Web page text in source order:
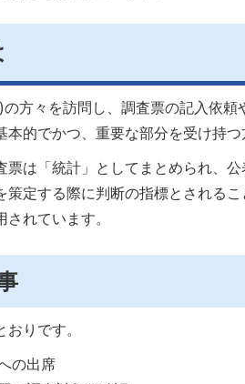
方々を訪問し、調査票の記入依頼
的でかつ、重要な部分を受け持つ
票は「統計」としてまとめられ、
策定する際に判断の指標とされる
れています。
りです。
の出席